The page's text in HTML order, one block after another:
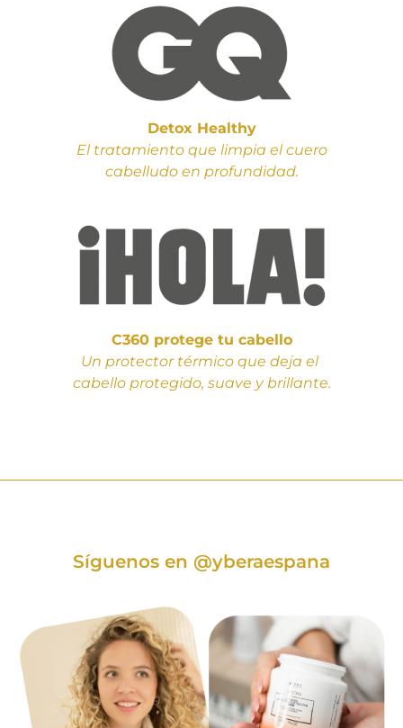
Detox Healthy
El tratamiento que limpia el cuero
cabelludo en profundidad.
C360 protege tu cabello
Un protector térmico que deja el
cabello protegido, suave y brillante.
Síguenos en @yberaespana